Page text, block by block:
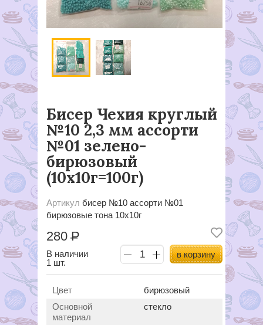
Бисер Чехия круглый
№10 2,3 мм ассорти
№01 зелено-
бирюзовый
(10х10г=100г)
Артикул бисер №10 ассорти №01
бирюзовые тона 10х10г
280Р
В наличии
1 шт.
в корзину
Цвет
бирюзовый
Основной
материал
стекло